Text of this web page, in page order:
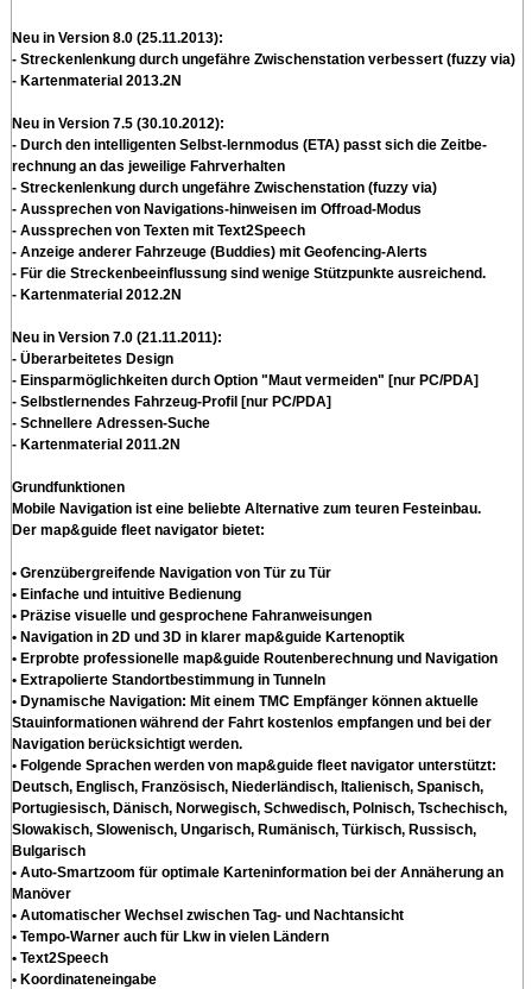
Neu in Version 8.0 (25.11.2013):
- Streckenlenkung durch ungefähre Zwischenstation verbessert (fuzzy via)
- Kartenmaterial 2013.2N
Neu in Version 7.5 (30.10.2012):
- Durch den intelligenten Selbst-lernmodus (ETA) passt sich die Zeitbe-
rechnung an das jeweilige Fahrverhalten
- Streckenlenkung durch ungefähre Zwischenstation (fuzzy via)
- Aussprechen von Navigations-hinweisen im Offroad-Modus
- Aussprechen von Texten mit Text2Speech
- Anzeige anderer Fahrzeuge (Buddies) mit Geofencing-Alerts
- Für die Streckenbeeinflussung sind wenige Stützpunkte ausreichend.
- Kartenmaterial 2012.2N
Neu in Version 7.0 (21.11.2011):
- Überarbeitetes Design
- Einsparmöglichkeiten durch Option "Maut vermeiden" [nur PC/PDA]
- Selbstlernendes Fahrzeug-Profil [nur PC/PDA]
- Schnellere Adressen-Suche
- Kartenmaterial 2011.2N
Grundfunktionen
Mobile Navigation ist eine beliebte Alternative zum teuren Festeinbau.
Der map&guide fleet navigator bietet:
• Grenzübergreifende Navigation von Tür zu Tür
• Einfache und intuitive Bedienung
• Präzise visuelle und gesprochene Fahranweisungen
• Navigation in 2D und 3D in klarer map&guide Kartenoptik
• Erprobte professionelle map&guide Routenberechnung und Navigation
• Extrapolierte Standortbestimmung in Tunneln
• Dynamische Navigation: Mit einem TMC Empfänger können aktuelle
Stauinformationen während der Fahrt kostenlos empfangen und bei der
Navigation berücksichtigt werden.
• Folgende Sprachen werden von map&guide fleet navigator unterstützt:
Deutsch, Englisch, Französisch, Niederländisch, Italienisch, Spanisch,
Portugiesisch, Dänisch, Norwegisch, Schwedisch, Polnisch, Tschechisch,
Slowakisch, Slowenisch, Ungarisch, Rumänisch, Türkisch, Russisch,
Bulgarisch
• Auto-Smartzoom für optimale Karteninformation bei der Annäherung an
Manöver
• Automatischer Wechsel zwischen Tag- und Nachtansicht
• Tempo-Warner auch für Lkw in vielen Ländern
• Text2Speech
• Koordinateneingabe